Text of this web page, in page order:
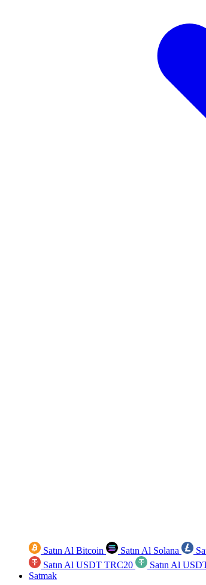
Satın Al Bitcoin Satın Al Solana
Satın Al USDT TRC20
Satın Al
Satmak